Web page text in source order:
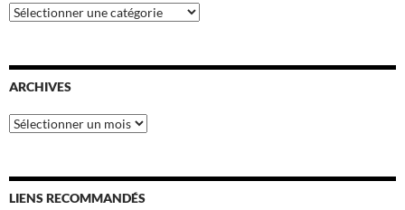
Catégories
ARCHIVES
Archives
LIENS RECOMMANDÉS